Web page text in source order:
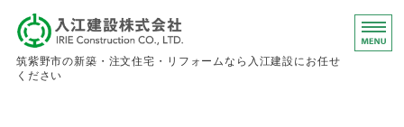
入江建設株
筑紫野市の新築・注文住宅・リフォームなら入江建設にお任せ
ください